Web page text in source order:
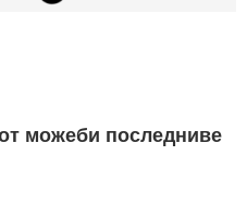
можеби последниве